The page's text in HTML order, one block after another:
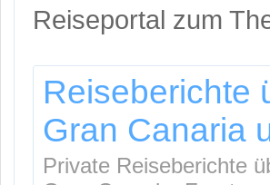
Reiseportal zum
Reiseberichte
Gran Canaria
Private Reiseberichte